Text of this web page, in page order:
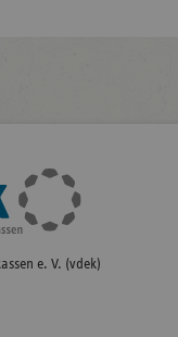
e. V. (vdek)